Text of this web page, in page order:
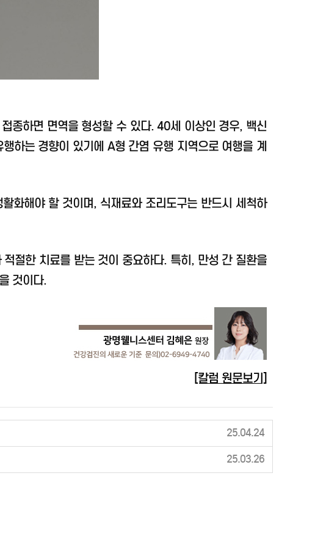
종하면 면역을 형성할 수 있다. 40세 이상인 경우, 백신
하는 경향이 있기에 A형 간염 유행 지역으로 여행을 계
화해야 할 것이며, 식재료와 조리도구는 반드시 세척하
절한 치료를 받는 것이 중요하다. 특히, 만성 간 질환을
것이다.
[칼럼 원문보기]
25.04.24
25.03.26